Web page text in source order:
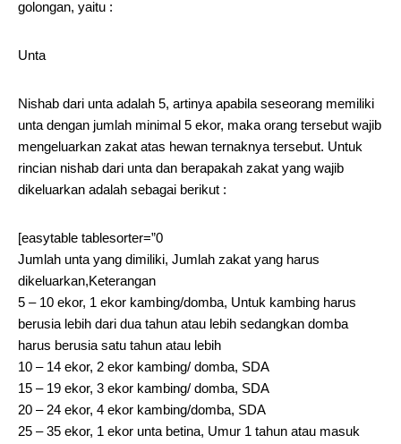
golongan, yaitu :
Unta
Nishab dari unta adalah 5, artinya apabila seseorang memiliki
unta dengan jumlah minimal 5 ekor, maka orang tersebut wajib
mengeluarkan zakat atas hewan ternaknya tersebut. Untuk
rincian nishab dari unta dan berapakah zakat yang wajib
dikeluarkan adalah sebagai berikut :
[easytable tablesorter=”0
Jumlah unta yang dimiliki, Jumlah zakat yang harus
dikeluarkan,Keterangan
5 – 10 ekor, 1 ekor kambing/domba, Untuk kambing harus
berusia lebih dari dua tahun atau lebih sedangkan domba
harus berusia satu tahun atau lebih
10 – 14 ekor, 2 ekor kambing/ domba, SDA
15 – 19 ekor, 3 ekor kambing/ domba, SDA
20 – 24 ekor, 4 ekor kambing/domba, SDA
25 – 35 ekor, 1 ekor unta betina, Umur 1 tahun atau masuk